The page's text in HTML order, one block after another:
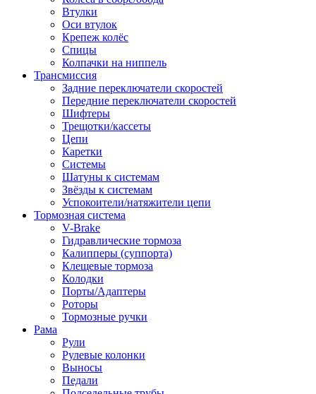
Втулки
Оси втулок
Крепеж колёс
Спицы
Колпачки на ниппель
Трансмиссия
Задние переключатели скоростей
Передние переключатели скоростей
Шифтеры
Трещотки/кассеты
Цепи
Каретки
Системы
Шатуны к системам
Звёзды к системам
Успокоители/натяжители цепи
Тормозная система
V-Brake
Гидравлические тормоза
Калипперы (суппорта)
Клещевые тормоза
Колодки
Порты/Адаптеры
Роторы
Тормозные ручки
Рама
Рули
Рулевые колонки
Выносы
Педали